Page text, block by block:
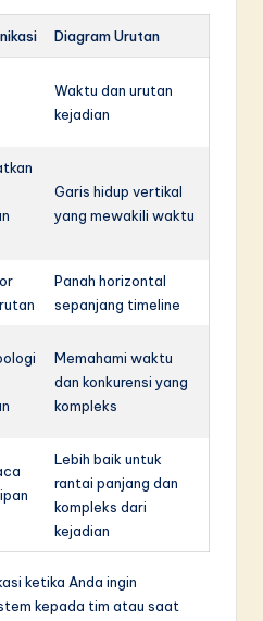
Diagram Urutan
Waktu dan urutan
kejadian
Garis hidup vertikal
yang mewakili waktu
Panah horizontal
sepanjang timeline
Memahami waktu
dan konkurensi yang
kompleks
Lebih baik untuk
rantai panjang dan
kompleks dari
kejadian
ketika Anda ingin
kepada tim atau saat